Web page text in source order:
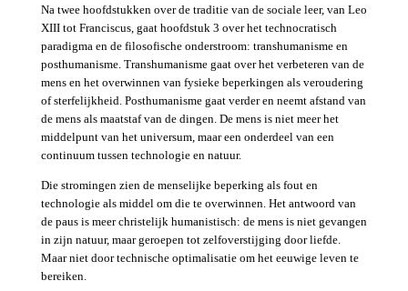
Na twee hoofdstukken over de traditie van de sociale leer, van Leo
XIII tot Franciscus, gaat hoofdstuk 3 over het technocratisch
paradigma en de filosofische onderstroom: transhumanisme en
posthumanisme. Transhumanisme gaat over het verbeteren van de
mens en het overwinnen van fysieke beperkingen als veroudering
of sterfelijkheid. Posthumanisme gaat verder en neemt afstand van
de mens als maatstaf van de dingen. De mens is niet meer het
middelpunt van het universum, maar een onderdeel van een
continuum tussen technologie en natuur.
Die stromingen zien de menselijke beperking als fout en
technologie als middel om die te overwinnen. Het antwoord van
de paus is meer christelijk humanistisch: de mens is niet gevangen
in zijn natuur, maar geroepen tot zelfoverstijging door liefde.
Maar niet door technische optimalisatie om het eeuwige leven te
bereiken.